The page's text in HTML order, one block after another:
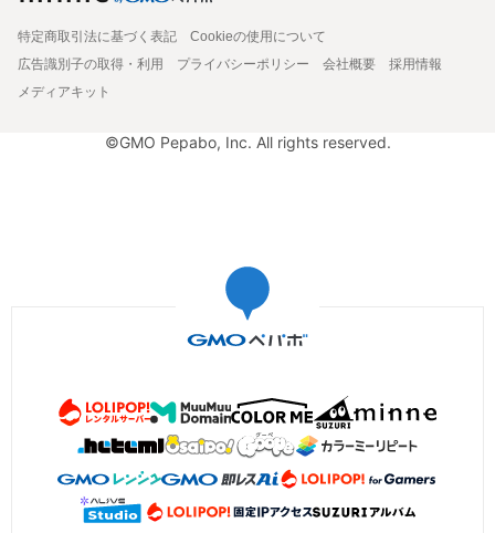
特定商取引法に基づく表記
Cookieの使用について
広告識別子の取得・利用
プライバシーポリシー 会社概要
採用情報
メディアキット
©GMO Pepabo, Inc. All rights reserved.